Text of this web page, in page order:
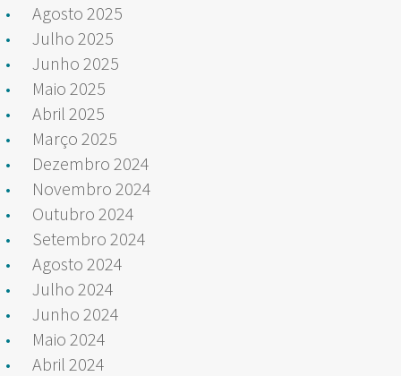
Agosto 2025
Julho 2025
Junho 2025
Maio 2025
Abril 2025
Março 2025
Dezembro 2024
Novembro 2024
Outubro 2024
Setembro 2024
Agosto 2024
Julho 2024
Junho 2024
Maio 2024
Abril 2024